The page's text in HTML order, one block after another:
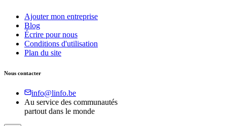
Ajouter mon entreprise
Blog
Écrire pour nous
Conditions d'utilisation
Plan du site
Nous contacter
info@linfo.be
Au service des communautés
partout dans le monde